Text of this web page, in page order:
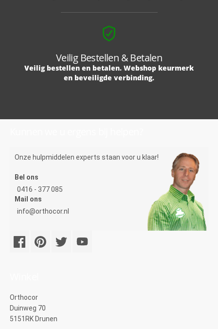
Veilig Bestellen & Betalen
Veilig bestellen en betalen. Webshop keurmerk
en beveiligde verbinding.
Onze hulpmiddelen experts staan voor u klaar!
Bel ons
0416 - 377 085
Mail ons
info@orthocor.nl
Orthocor
Duinweg 70
5151RK Drunen